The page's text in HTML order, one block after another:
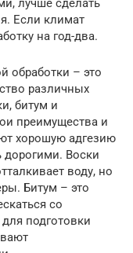
лучше сделать
Если климат
на год-два.
обработки – это
различных
битум и
преимущества и
хорошую адгезию
дорогими. Воски
воду, но
Битум – это
со
подготовки